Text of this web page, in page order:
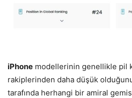
iPhone modellerinin genellikle pil
rakiplerinden daha düşük
tarafında herhangi bir amiral